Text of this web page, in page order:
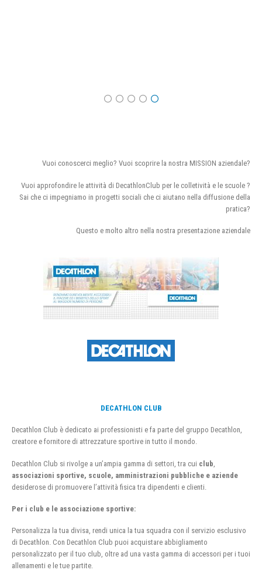
Vuoi conoscerci meglio? Vuoi scoprire la nostra MISSION aziendale?
Vuoi approfondire le attività di DecathlonClub per le colletività e le scuole ?
Sai che ci impegniamo in progetti sociali che ci aiutano nella diffusione della
pratica?
Questo e molto altro nella nostra presentazione aziendale
DECATHLON CLUB
Decathlon Club è dedicato ai professionisti e fa parte del gruppo Decathlon,
creatore e fornitore di attrezzature sportive in tutto il mondo.
Decathlon Club si rivolge a un’ampia gamma di settori, tra cui club
associazioni sportive, scuole, amministrazioni pubbliche e aziende
desiderose di promuovere l’attività fisica tra dipendenti e clienti.
Per i club e le associazione sportive:
Personalizza la tua divisa, rendi unica la tua squadra con il servizio esclusivo
di Decathlon. Con Decathlon Club puoi acquistare abbigliamento
personalizzato per il tuo club, oltre ad una vasta gamma di accessori per i tuoi
allenamenti e le tue partite.